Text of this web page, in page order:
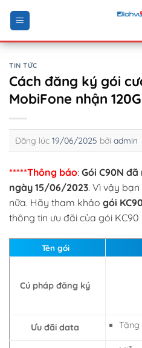
content
TIN TỨC
Cách đăng ký gói
MobiFone nhận
Đăng lúc 19/06/2025 bởi admin
*****Thông báo: Gói C90N
ngày 15/06/2023. Vì vậy
nữa. Hãy tham khảo gói
thông tin ưu đãi của gói KC90
Tên gói
Cú pháp đăng ký
Ưu đãi data Tặng